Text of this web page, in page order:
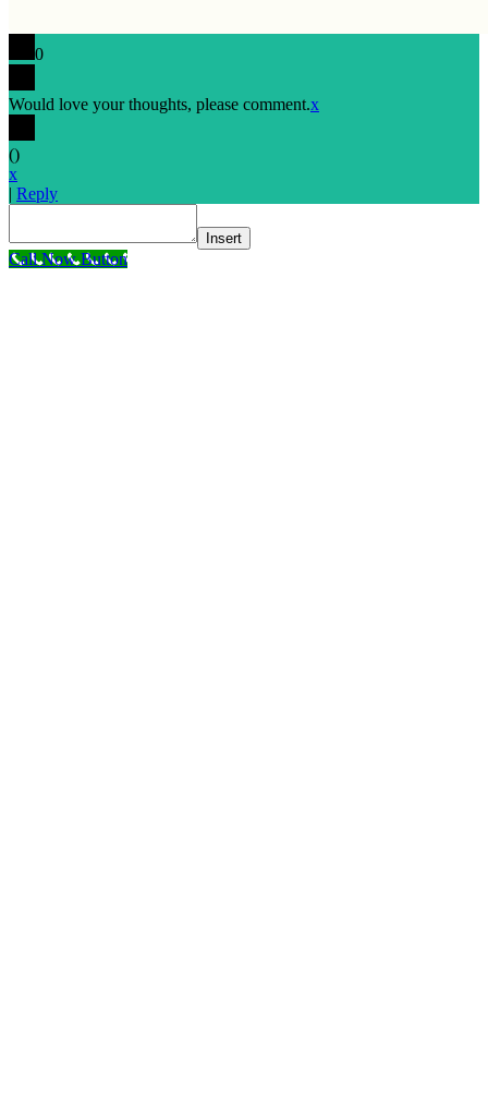
0
Would love your thoughts, please comment.x
()
x
| Reply
Insert
Call Now Button